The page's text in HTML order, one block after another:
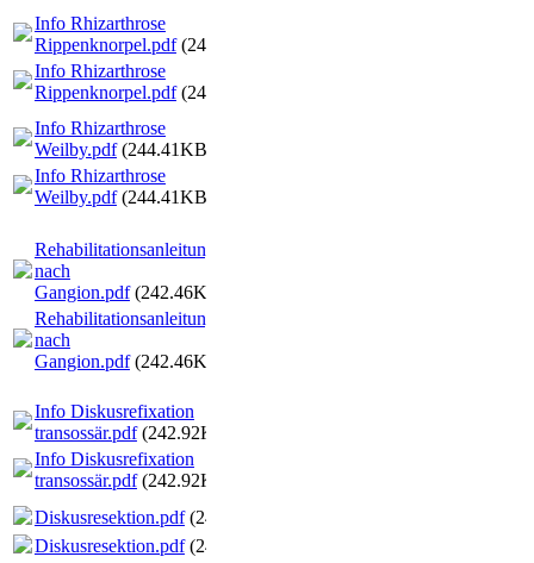
Info Rhizarthrose
Rippenknorpel.pdf(245.79KB)
Info Rhizarthrose
Rippenknorpel.pdf(245.79KB)
Info Rhizarthrose
Weilby.pdf(244.41KB)
Info Rhizarthrose
Weilby.pdf(244.41KB)
Rehabilitationsanleitung
nach
Gangion.pdf(242.46KB)
Rehabilitationsanleitung
nach
Gangion.pdf(242.46KB)
Info Diskusrefixation
transossär.pdf(242.92KB)
Info Diskusrefixation
transossär.pdf(242.92KB)
Diskusresektion.pdf(241.57KB)
Diskusresektion.pdf(241.57KB)